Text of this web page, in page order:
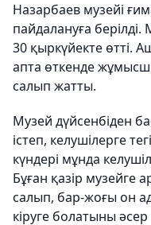
Назарбаев музейі
пайдалануға
30 қыркүйекте өтті.
апта өткенде
салып жатты.
Музей дүйсенбіден
істеп, келушілерге
күндері мұнда
Бұған қазір музейге
салып, бар-жоғы он
кіруге болатыны әсер